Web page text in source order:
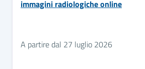
immagini radiologiche online
A partire dal 27 luglio 2026